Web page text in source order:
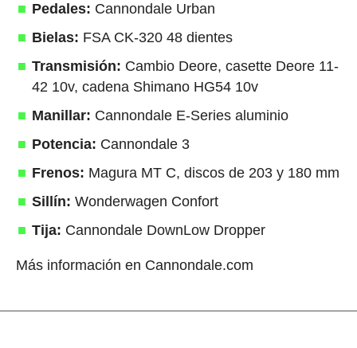
Pedales: Cannondale Urban
Bielas: FSA CK-320 48 dientes
Transmisión: Cambio Deore, casette Deore 11-
42 10v, cadena Shimano HG54 10v
Manillar: Cannondale E-Series aluminio
Potencia: Cannondale 3
Frenos: Magura MT C, discos de 203 y 180 mm
Sillín: Wonderwagen Confort
Tija: Cannondale DownLow Dropper
Más información en Cannondale.com